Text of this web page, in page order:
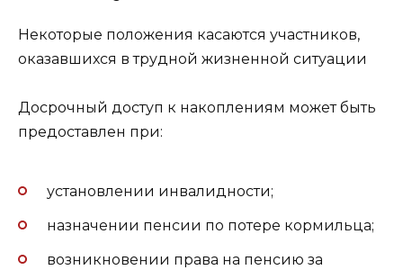
Некоторые положения касаются участников,
оказавшихся в трудной жизненной ситуации
Досрочный доступ к накоплениям может быть
предоставлен при:
установлении инвалидности;
назначении пенсии по потере кормильца;
возникновении права на пенсию за